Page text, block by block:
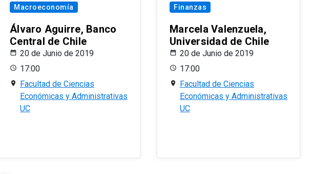
Macroeconomía
Álvaro Aguirre, Banco
Central de Chile
20 de Junio de 2019
17:00
Facultad de Ciencias
Económicas y Administrativas
UC
Finanzas
Marcela Valenzuela,
Universidad de Chile
20 de Junio de 2019
17:00
Facultad de Ciencias
Económicas y Administrativas
UC